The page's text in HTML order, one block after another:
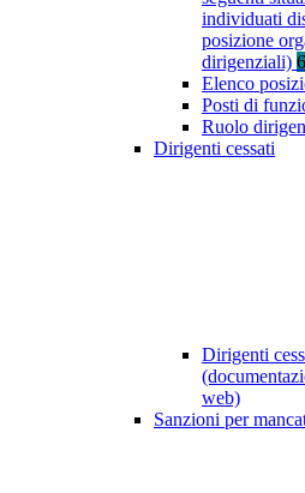
individuati
posizione
dirigenziali) 6
Elenco
Posti di
Ruolo
Dirigenti cessati
Dirigenti
web)
Sanzioni per